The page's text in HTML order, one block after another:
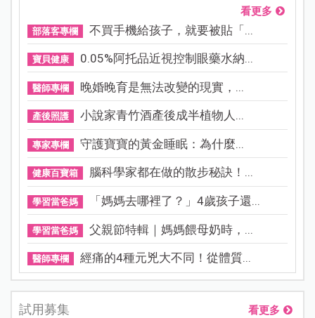
看更多
部落客專欄 不買手機給孩子，就要被貼「...
寶貝健康 0.05%阿托品近視控制眼藥水納...
醫師專欄 晚婚晚育是無法改變的現實，...
產後照護 小說家青竹酒產後成半植物人...
專家專欄 守護寶寶的黃金睡眠：為什麼...
健康百寶箱 腦科學家都在做的散步秘訣！...
學習當爸媽 「媽媽去哪裡了？」4歲孩子還...
學習當爸媽 父親節特輯｜媽媽餵母奶時，...
醫師專欄 經痛的4種元兇大不同！從體質...
試用募集 看更多